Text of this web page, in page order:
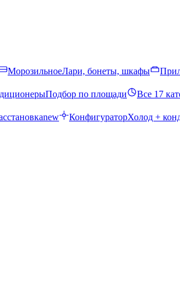
МорозильноеЛари, бонеты, шкафы
Подбор по площади Все 17
new КонфигураторХолод +